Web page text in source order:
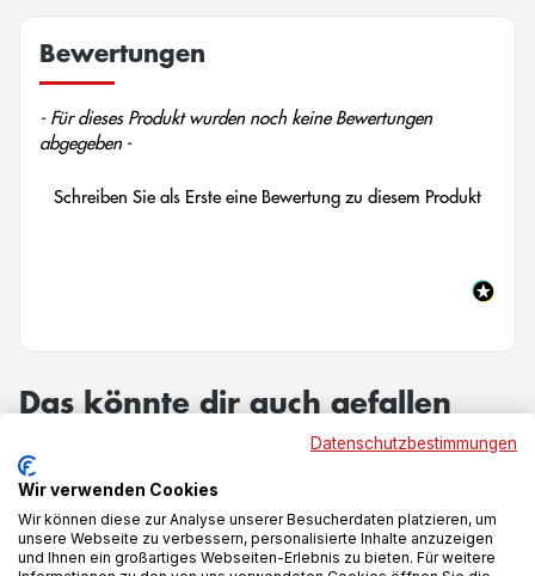
Bewertungen
- Für dieses Produkt wurden noch keine Bewertungen
abgegeben -
Schreiben Sie als Erste eine Bewertung zu diesem Produkt
New content loaded
Das könnte dir auch gefallen
-9%
Datenschutzbestimmungen
Wir verwenden Cookies
Wir können diese zur Analyse unserer Besucherdaten platzieren, um
unsere Webseite zu verbessern, personalisierte Inhalte anzuzeigen
und Ihnen ein großartiges Webseiten-Erlebnis zu bieten. Für weitere